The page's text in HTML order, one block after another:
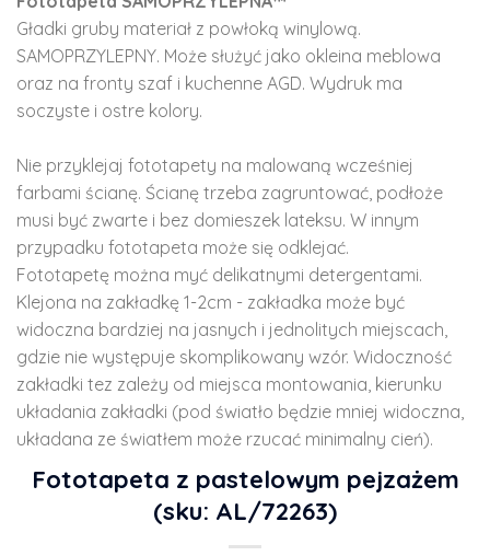
Gładki gruby materiał z powłoką winylową.
SAMOPRZYLEPNY. Może służyć jako okleina meblowa
oraz na fronty szaf i kuchenne AGD. Wydruk ma
soczyste i ostre kolory.
Nie przyklejaj fototapety na malowaną wcześniej
farbami ścianę. Ścianę trzeba zagruntować, podłoże
musi być zwarte i bez domieszek lateksu. W innym
przypadku fototapeta może się odklejać.
Fototapetę można myć delikatnymi detergentami.
Klejona na zakładkę 1-2cm - zakładka może być
widoczna bardziej na jasnych i jednolitych miejscach,
gdzie nie występuje skomplikowany wzór. Widoczność
zakładki tez zależy od miejsca montowania, kierunku
układania zakładki (pod światło będzie mniej widoczna,
układana ze światłem może rzucać minimalny cień).
Fototapeta z pastelowym pejzażem
(sku: AL/72263)